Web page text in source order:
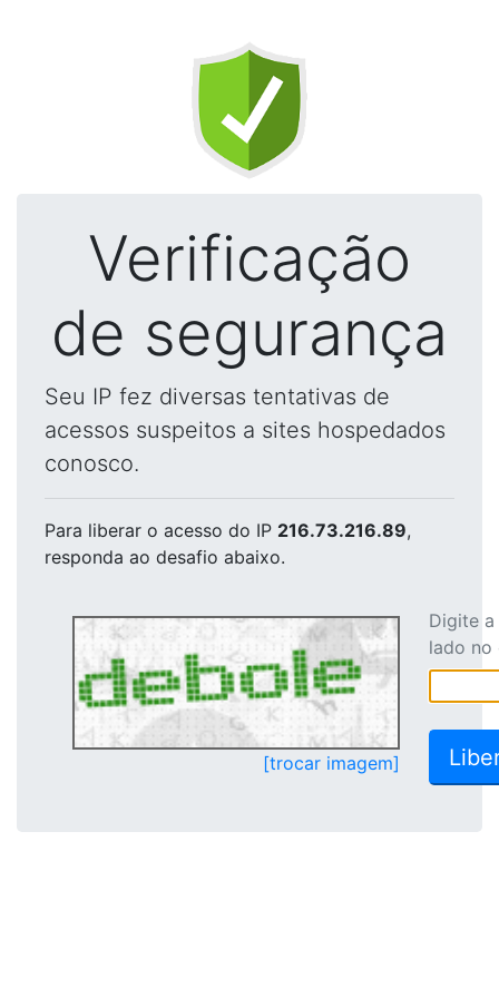
Verificação
de segurança
Seu IP fez diversas tentativas de
acessos suspeitos a sites hospedados
conosco.
Para liberar o acesso do IP 216.73.216.89,
responda ao desafio abaixo.
[trocar imagem]
Digite
lado no